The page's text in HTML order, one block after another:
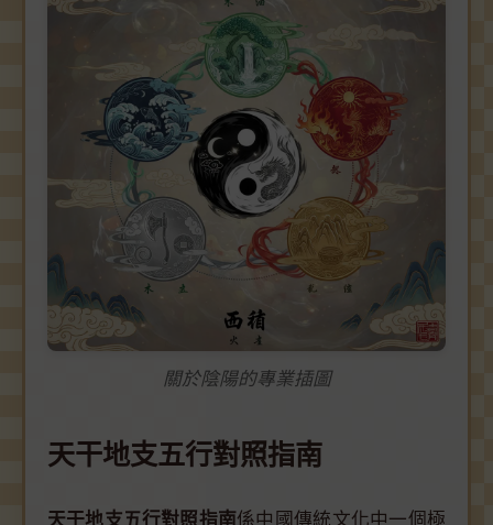
關於陰陽的專業插圖
天干地支五行對照指南
天干地支五行對照指南係中國傳統文化中一個極